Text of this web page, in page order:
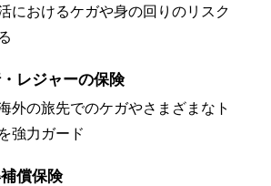
におけるケガや身の回りのリスク
レジャーの保険
外の旅先でのケガやさまざまなト
強力ガード
償保険